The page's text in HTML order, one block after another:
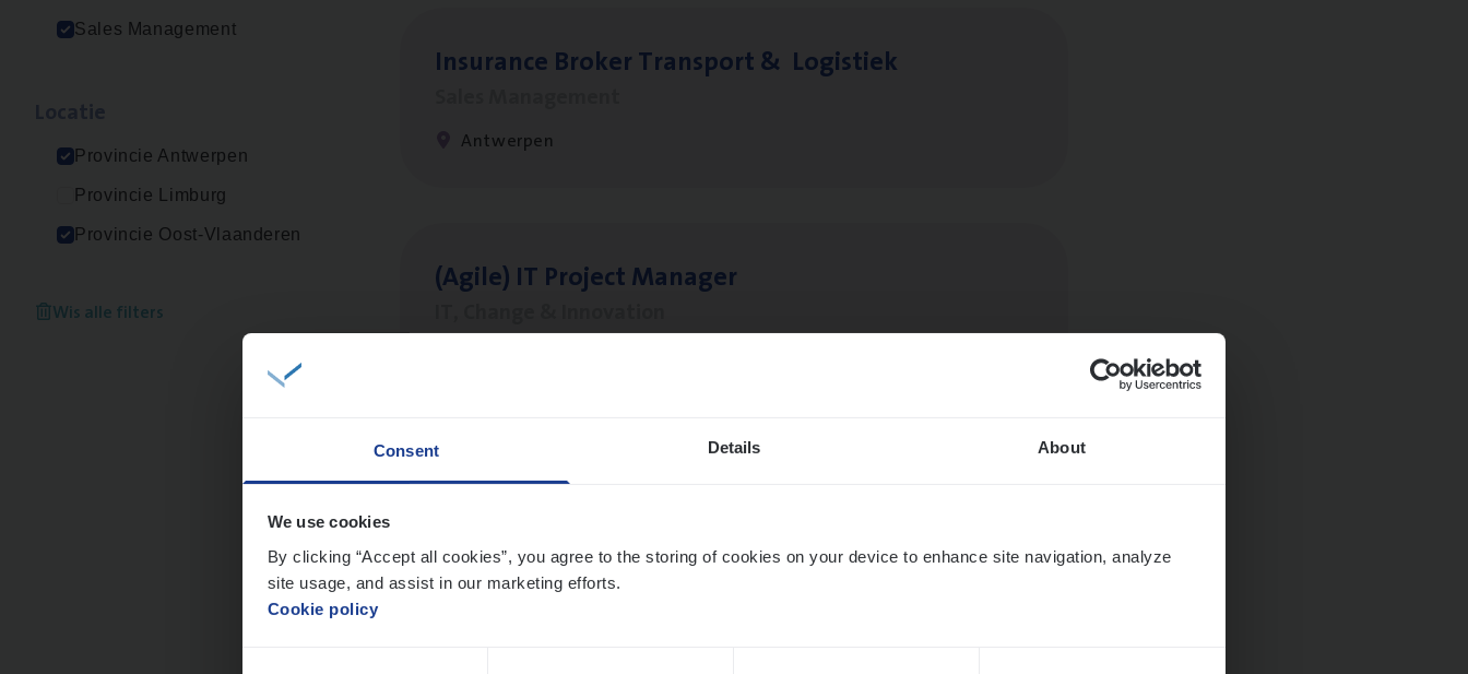
Consent Details About
We use cookies
By clicking “Accept all cookies”, you agree to the storing of cookies on your device to enhance site navigation, analyze
site usage, and assist in our marketing efforts.
Cookie policy
Sales Management
Provincie Antwerpen
Provincie Limburg
Provincie Oost-Vlaanderen
Wis alle filters
Insu­ran­ce Bro­ker Trans­port& Logistiek
Antwerpen
(Agi­le) IT Pro­ject Manager
Busi­ness Mana­ger Mari­ne Cargo
Antwerpen